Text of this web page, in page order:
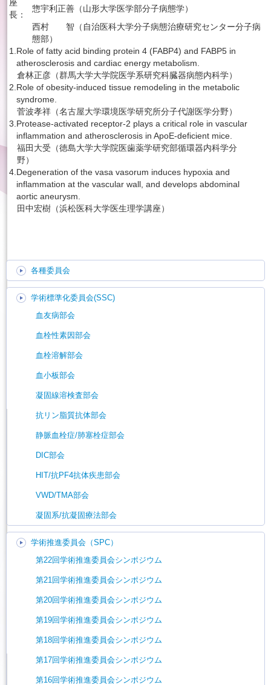
座
長：
惣宇利正善（山形大学医学部分子病態学）
西村 智（自治医科大学分子病態治療研究センター分子病
態部）
1. Role of fatty acid binding protein 4 (FABP4) and FABP5 in
atherosclerosis and cardiac energy metabolism.
倉林正彦（群馬大学大学院医学系研究科臓器病態内科学）
2. Role of obesity-induced tissue remodeling in the metabolic
syndrome.
菅波孝祥（名古屋大学環境医学研究所分子代謝医学分野）
3. Protease-activated receptor-2 plays a critical role in vascular
inflammation and atherosclerosis in ApoE-deficient mice.
福田大受（徳島大学大学院医歯薬学研究部循環器内科学分
野）
4. Degeneration of the vasa vasorum induces hypoxia and
inflammation at the vascular wall, and develops abdominal
aortic aneurysm.
田中宏樹（浜松医科大学医生理学講座）
各種委員会
学術標準化委員会(SSC)
血友病部会
血栓性素因部会
血栓溶解部会
血小板部会
凝固線溶検査部会
抗リン脂質抗体部会
静脈血栓症/肺塞栓症部会
DIC部会
HIT/抗PF4抗体疾患部会
VWD/TMA部会
凝固系/抗凝固療法部会
学術推進委員会（SPC）
第22回学術推進委員会シンポジウム
第21回学術推進委員会シンポジウム
第20回学術推進委員会シンポジウム
第19回学術推進委員会シンポジウム
第18回学術推進委員会シンポジウム
第17回学術推進委員会シンポジウム
第16回学術推進委員会シンポジウム